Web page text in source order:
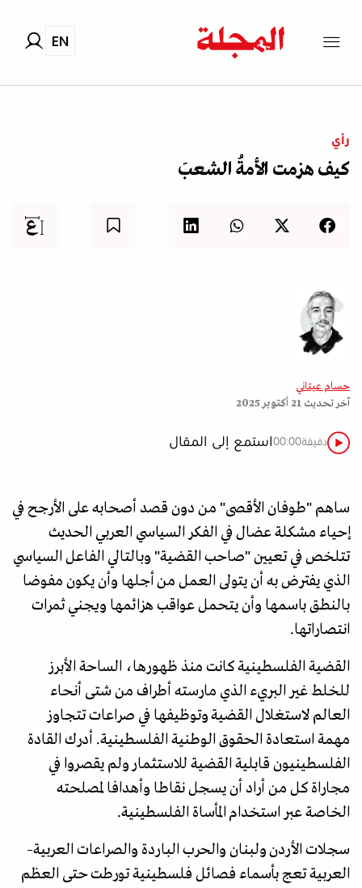
EN
رأي
كيف هزمت الأمةُ الشعبَ
حسام عيتاني
آخر تحديث 21 أكتوبر 2025
استمع إلى المقال 00:00دقيقة
ساهم "طوفان الأقصى" من دون قصد أصحابه على الأرجح في
إحياء مشكلة عضال في الفكر السياسي العربي الحديث
تتلخص في تعيين "صاحب القضية" وبالتالي الفاعل السياسي
الذي يفترض به أن يتولى العمل من أجلها وأن يكون مفوضا
بالنطق باسمها وأن يتحمل عواقب هزائمها ويجني ثمرات
انتصاراتها.
القضية الفلسطينية كانت منذ ظهورها، الساحة الأبرز
للخلط غير البريء الذي مارسته أطراف من شتى أنحاء
العالم لاستغلال القضية وتوظيفها في صراعات تتجاوز
مهمة استعادة الحقوق الوطنية الفلسطينية. أدرك القادة
الفلسطينيون قابلية القضية للاستثمار ولم يقصروا في
مجاراة كل من أراد أن يسجل نقاطا وأهدافا لمصلحته
الخاصة عبر استخدام المأساة الفلسطينية.
سجلات الأردن ولبنان والحرب الباردة والصراعات العربية–
العربية تعج بأسماء فصائل فلسطينية تورطت حتى العظم